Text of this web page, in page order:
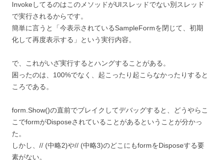
InvokeしてるのはこのメソッドがUIスレッドでない別スレッド
で実行されるからです。
簡単に言うと「今表示されているSampleFormを閉じて、初期
化して再度表示する」という実行内容。
で、これがいざ実行するとハングすることがある。
困ったのは、100%でなく、起こったり起こらなかったりすると
ころである。
form.Show()の直前でブレイクしてデバッグすると、どうやらこ
こでformがDisposeされていることがあるということが分かっ
た。
しかし、// (中略2)や// (中略3)のどこにもformをDisposeする要
素がない。